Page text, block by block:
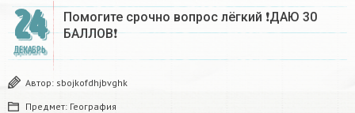
24
ДЕКАБРЬ
Помогите срочно вопрос лёгкий ❗ДАЮ 30
БАЛЛОВ❗​
Автор: sbojkofdhjbvghk
Предмет: География